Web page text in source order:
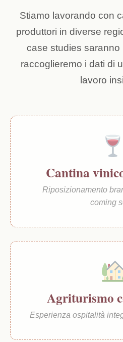
Stiamo lavorando con
produttori in diverse
case studies
raccoglieremo i dati di
lavoro
Cantina
Riposizionamento
coming
Agriturismo
Esperienza ospitalità